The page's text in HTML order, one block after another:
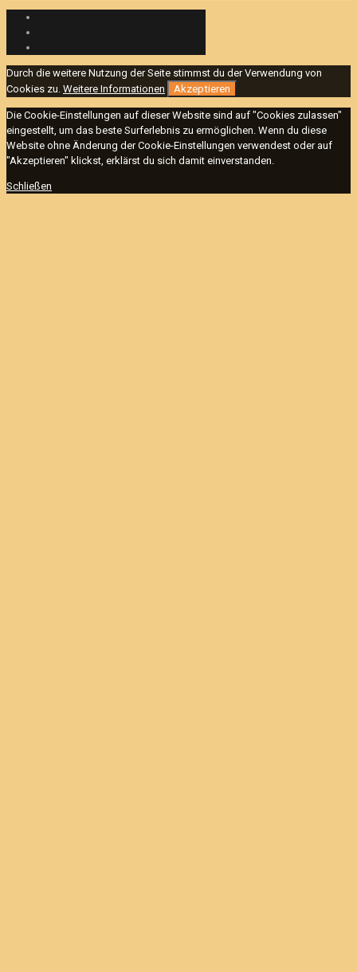
Durch die weitere Nutzung der Seite stimmst du der Verwendung von
Cookies zu. Weitere Informationen Akzeptieren
Die Cookie-Einstellungen auf dieser Website sind auf "Cookies zulassen"
eingestellt, um das beste Surferlebnis zu ermöglichen. Wenn du diese
Website ohne Änderung der Cookie-Einstellungen verwendest oder auf
"Akzeptieren" klickst, erklärst du sich damit einverstanden.
Schließen